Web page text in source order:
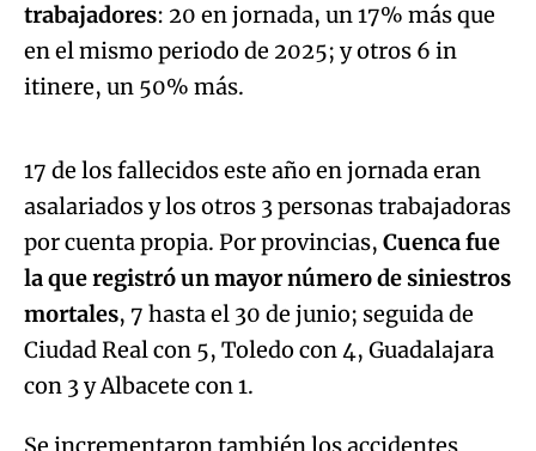
trabajadores: 20 en jornada, un 17% más que
en el mismo periodo de 2025; y otros 6 in
itinere, un 50% más.Algo salió mal.
Try again
17 de los fallecidos este año en jornada eran
asalariados y los otros 3 personas trabajadoras
por cuenta propia. Por provincias, Cuenca fue
la que registró un mayor número de siniestros
mortales, 7 hasta el 30 de junio; seguida de
Ciudad Real con 5, Toledo con 4, Guadalajara
con 3 y Albacete con 1.